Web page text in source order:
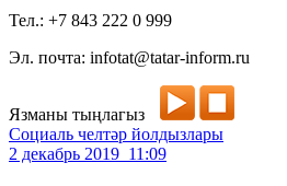
Тел.: +7 843 222 0 999
Эл. почта: infotat@tatar-inform.ru
Язманы тыңлагыз
Социаль челтәр йолдызлары
2 декабрь 2019 11:09